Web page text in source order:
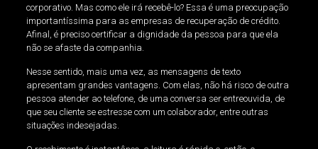
corporativo. Mas como ele irá recebê-lo? Essa é uma preocupação
importantíssima para as empresas de recuperação de crédito.
Afinal, é preciso certificar a dignidade da pessoa para que ela
não se afaste da companhia.
Nesse sentido, mais uma vez, as mensagens de texto
apresentam grandes vantagens. Com elas, não há risco de outra
pessoa atender ao telefone, de uma conversa ser entreouvida, de
que seu cliente se estresse com um colaborador, entre outras
situações indesejadas.